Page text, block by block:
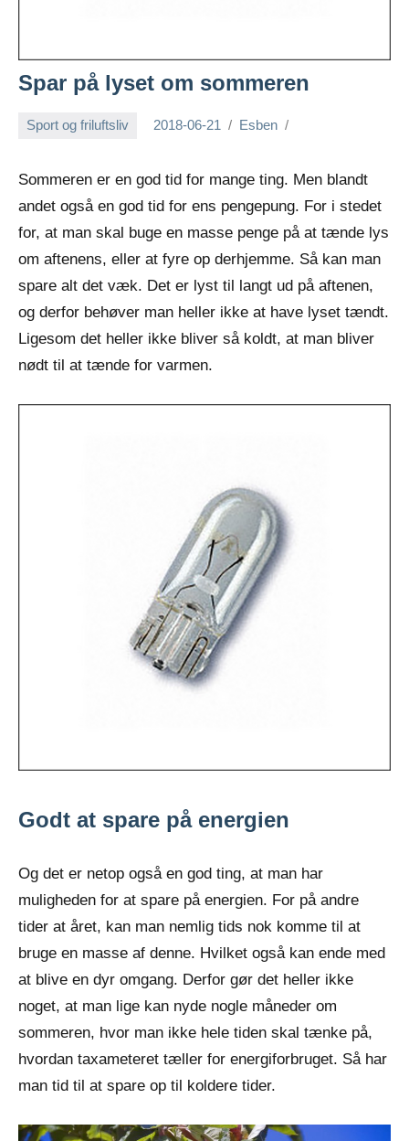
Spar på lyset om sommeren
Sport og friluftsliv 2018-06-21 Esben
Sommeren er en god tid for mange ting. Men blandt
andet også en god tid for ens pengepung. For i stedet
for, at man skal buge en masse penge på at tænde lys
om aftenens, eller at fyre op derhjemme. Så kan man
spare alt det væk. Det er lyst til langt ud på aftenen,
og derfor behøver man heller ikke at have lyset tændt.
Ligesom det heller ikke bliver så koldt, at man bliver
nødt til at tænde for varmen.
Godt at spare på energien
Og det er netop også en god ting, at man har
muligheden for at spare på energien. For på andre
tider at året, kan man nemlig tids nok komme til at
bruge en masse af denne. Hvilket også kan ende med
at blive en dyr omgang. Derfor gør det heller ikke
noget, at man lige kan nyde nogle måneder om
sommeren, hvor man ikke hele tiden skal tænke på,
hvordan taxameteret tæller for energiforbruget. Så har
man tid til at spare op til koldere tider.